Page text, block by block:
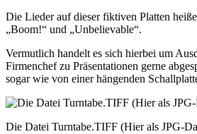
Die Lieder auf dieser fiktiven Platten
„Boom!“ und „Unbelievable“.
Vermutlich handelt es sich hierbei um
Firmenchef zu Präsentationen gerne
sogar wie von einer hängenden
Die Datei Turntabe.TIFF (Hier als JPG-